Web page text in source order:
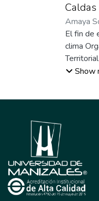
Caldas
Amaya
Juan
El fin de
clima
variables
Show